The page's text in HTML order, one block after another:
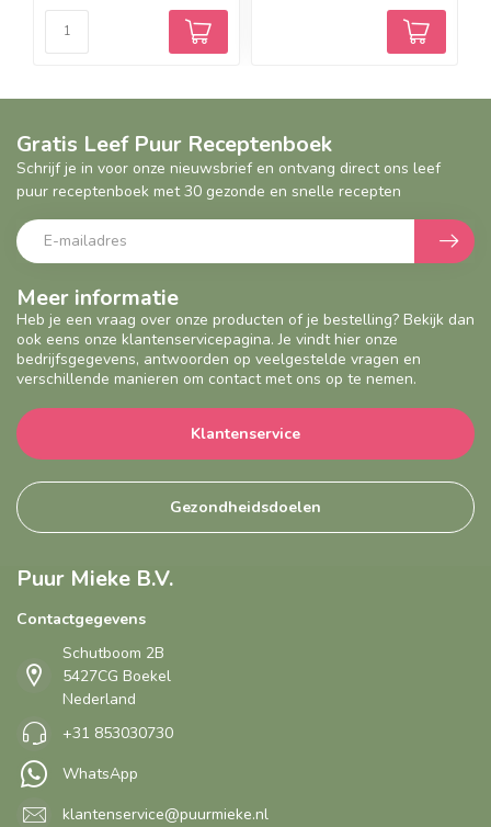
Meer informatie
Heb je een vraag over onze producten of je bestelling? Bekijk dan
ook eens onze klantenservicepagina. Je vindt hier onze
bedrijfsgegevens, antwoorden op veelgestelde vragen en
verschillende manieren om contact met ons op te nemen.
Klantenservice
Gezondheidsdoelen
Gratis Leef Puur Receptenboek
Schrijf je in voor onze nieuwsbrief en ontvang direct ons leef
puur receptenboek met 30 gezonde en snelle recepten
Puur Mieke B.V.
Contactgegevens
Schutboom 2B
5427CG Boekel
Nederland
+31 853030730
WhatsApp
klantenservice@puurmieke.nl